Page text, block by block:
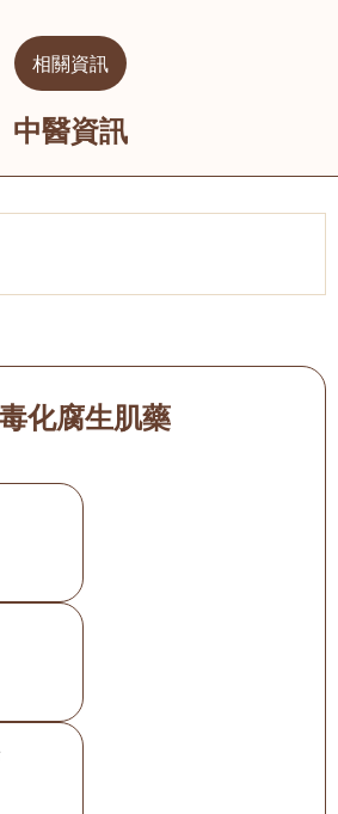
相關資訊
中醫資訊
化腐生肌藥